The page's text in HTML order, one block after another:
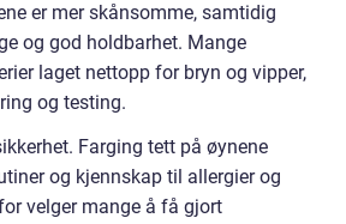
er mer skånsomme, samtidig
og god holdbarhet. Mange
laget nettopp for bryn og vipper,
og testing.
Farging tett på øynene
og kjennskap til allergier og
velger mange å få gjort